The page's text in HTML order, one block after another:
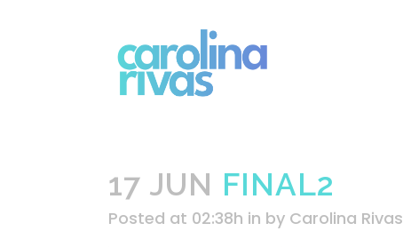
17 JUN FINAL2
Posted at 02:38h in by Carolina Rivas